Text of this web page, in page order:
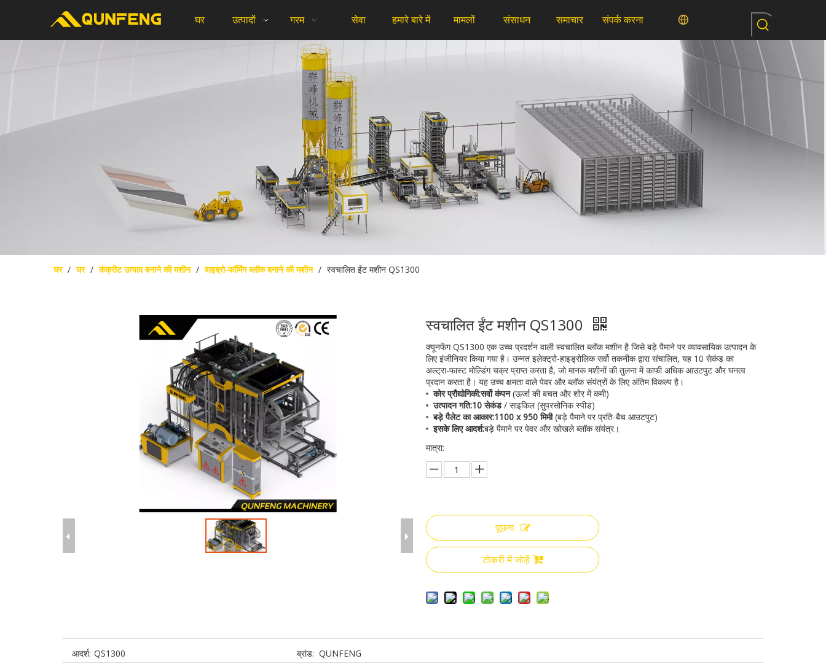
घर उत्पादों गरम सेवा हमारे बारे में मामलों संसाधन समाचार संपर्क करना
घर / घर / कंक्रीट उत्पाद बनाने की मशीन / वाइब्रो-फॉर्मिंग ब्लॉक बनाने की मशीन / स्वचालित ईंट मशीन QS1300
स्वचालित ईंट मशीन QS1300
क्यूनफेंग QS1300 एक उच्च प्रदर्शन वाली स्वचालित ब्लॉक मशीन है जिसे बड़े पैमाने पर व्यावसायिक उत्पादन के
लिए इंजीनियर किया गया है। उन्नत इलेक्ट्रो-हाइड्रोलिक सर्वो तकनीक द्वारा संचालित, यह 10 सेकंड का
अल्ट्रा-फास्ट मोल्डिंग चक्र प्राप्त करता है, जो मानक मशीनों की तुलना में काफी अधिक आउटपुट और घनत्व
प्रदान करता है। यह उच्च क्षमता वाले पेवर और ब्लॉक संयंत्रों के लिए अंतिम विकल्प है।
कोर प्रौद्योगिकी:सर्वो कंपन(ऊर्जा की बचत और शोर में कमी)
उत्पादन गति:10 सेकंड/ साइकिल (सुपरसोनिक स्पीड)
बड़े पैलेट का आकार:1100 x 950 मिमी(बड़े पैमाने पर प्रति-बैच आउटपुट)
इसके लिए आदर्श:बड़े पैमाने पर पेवर और खोखले ब्लॉक संयंत्र।
मात्रा:
पूछना
टोकरी में जोड़ें
आदर्श: QS1300 ब्रांड: QUNFENG